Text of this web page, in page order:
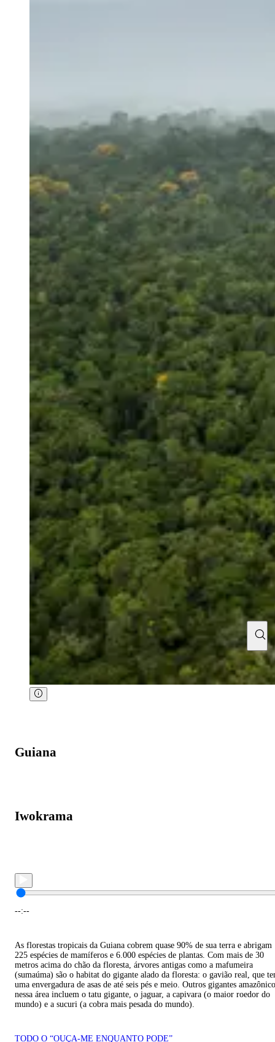
Guiana
Iwokrama
--:--
As florestas tropicais da Guiana cobrem quase 90% de sua terra e abrigam
225 espécies de mamíferos e 6.000 espécies de plantas. Com mais de 30
metros acima do chão da floresta, árvores antigas como a mafumeira
(sumaúma) são o habitat do gigante alado da floresta: o gavião real, que
uma envergadura de asas de até seis pés e meio. Outros gigantes
nessa área incluem o tatu gigante, o jaguar, a capivara (o maior roedor do
mundo) e a sucuri (a cobra mais pesada do mundo).
TODO O “OUÇA-ME ENQUANTO PODE”